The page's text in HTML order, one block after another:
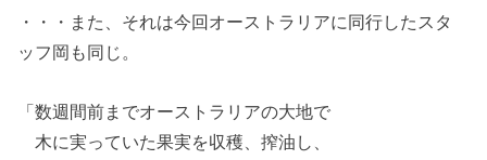
・・・また、それは今回オーストラリアに同行したスタ
ッフ岡も同じ。
「数週間前までオーストラリアの大地で
木に実っていた果実を収穫、搾油し、